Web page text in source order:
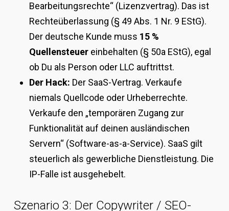
Bearbeitungsrechte“ (Lizenzvertrag). Das ist
Rechteüberlassung (§ 49 Abs. 1 Nr. 9 EStG).
Der deutsche Kunde muss 15 %
Quellensteuereinbehalten (§ 50a EStG), egal
ob Du als Person oder LLC auftrittst.
Der Hack: Der SaaS-Vertrag. Verkaufe
niemals Quellcode oder Urheberrechte.
Verkaufe den „temporären Zugang zur
Funktionalität auf deinen ausländischen
Servern“ (Software-as-a-Service). SaaS gilt
steuerlich als gewerbliche Dienstleistung. Die
IP-Falle ist ausgehebelt.
Szenario 3: Der Copywriter / SEO-